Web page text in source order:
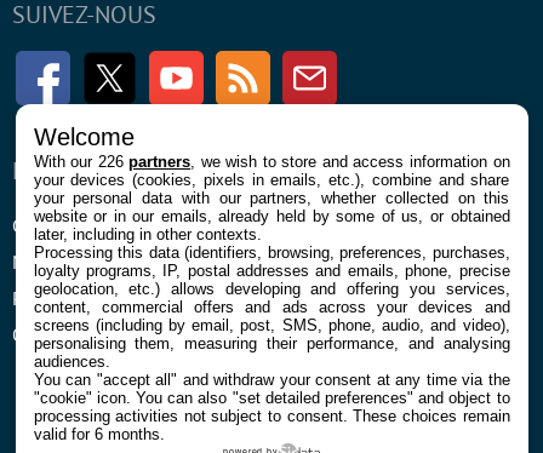
SUIVEZ-NOUS
FacebookTwitter Youtube RSS Newsletter
ENTREPRISE
Confidentialité et Cookies
Mentions légales et CGU
Préférences Cookies
Qui sommes nous
À PROPOS
Contact
Welcome
With our 226partners , we wish to store and access information on
your devices (cookies, pixels in emails, etc.), combine and share
your personal data with our partners, whether collected on this
website or in our emails, already held by some of us, or obtained
later, including in other contexts.
Processing this data (identifiers, browsing, preferences, purchases,
loyalty programs, IP, postal addresses and emails, phone, precise
geolocation, etc.) allows developing and offering you services,
content, commercial offers and ads across your devices and
screens (including by email, post, SMS, phone, audio, and video),
personalising them, measuring their performance, and analysing
audiences.
You can "accept all" and withdraw your consent at any time via the
"cookie" icon. You can also "set detailed preferences" and object to
processing activities not subject to consent. These choices remain
valid for 6 months.
powered by